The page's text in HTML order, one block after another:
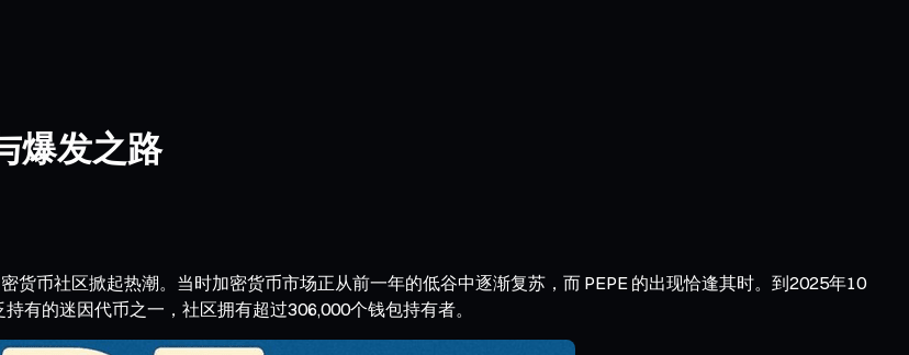
爆发之路
货币社区掀起热潮。当时加密货币市场正从前一年的低谷中逐渐复苏，而 PEPE 的出现恰逢其时。到2025年10
有的迷因代币之一，社区拥有超过306,000个钱包持有者。